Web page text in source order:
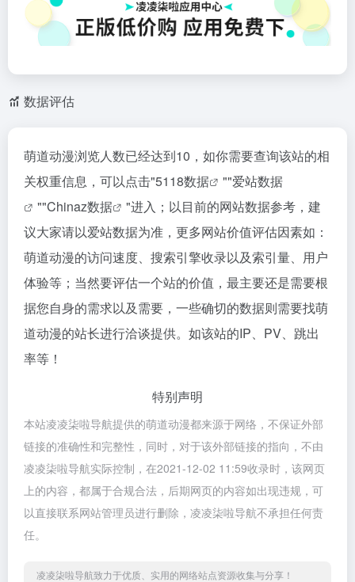
数据评估
萌道动漫浏览人数已经达到10，如你需要查询该站的相
关权重信息，可以点击"5118数据 ""爱站数据
""Chinaz数据
"进入；以目前的网站数据参考，建
议大家请以爱站数据为准，更多网站价值评估因素如：
萌道动漫的访问速度、搜索引擎收录以及索引量、用户
体验等；当然要评估一个站的价值，最主要还是需要根
据您自身的需求以及需要，一些确切的数据则需要找萌
道动漫的站长进行洽谈提供。如该站的IP、PV、跳出
率等！
特别声明
本站凌凌柒啦导航提供的萌道动漫都来源于网络，不保证外部
链接的准确性和完整性，同时，对于该外部链接的指向，不由
凌凌柒啦导航实际控制，在2021-12-02 11:59收录时，该网页
上的内容，都属于合规合法，后期网页的内容如出现违规，可
以直接联系网站管理员进行删除，凌凌柒啦导航不承担任何责
任。
凌凌柒啦导航致力于优质、实用的网络站点资源收集与分享！